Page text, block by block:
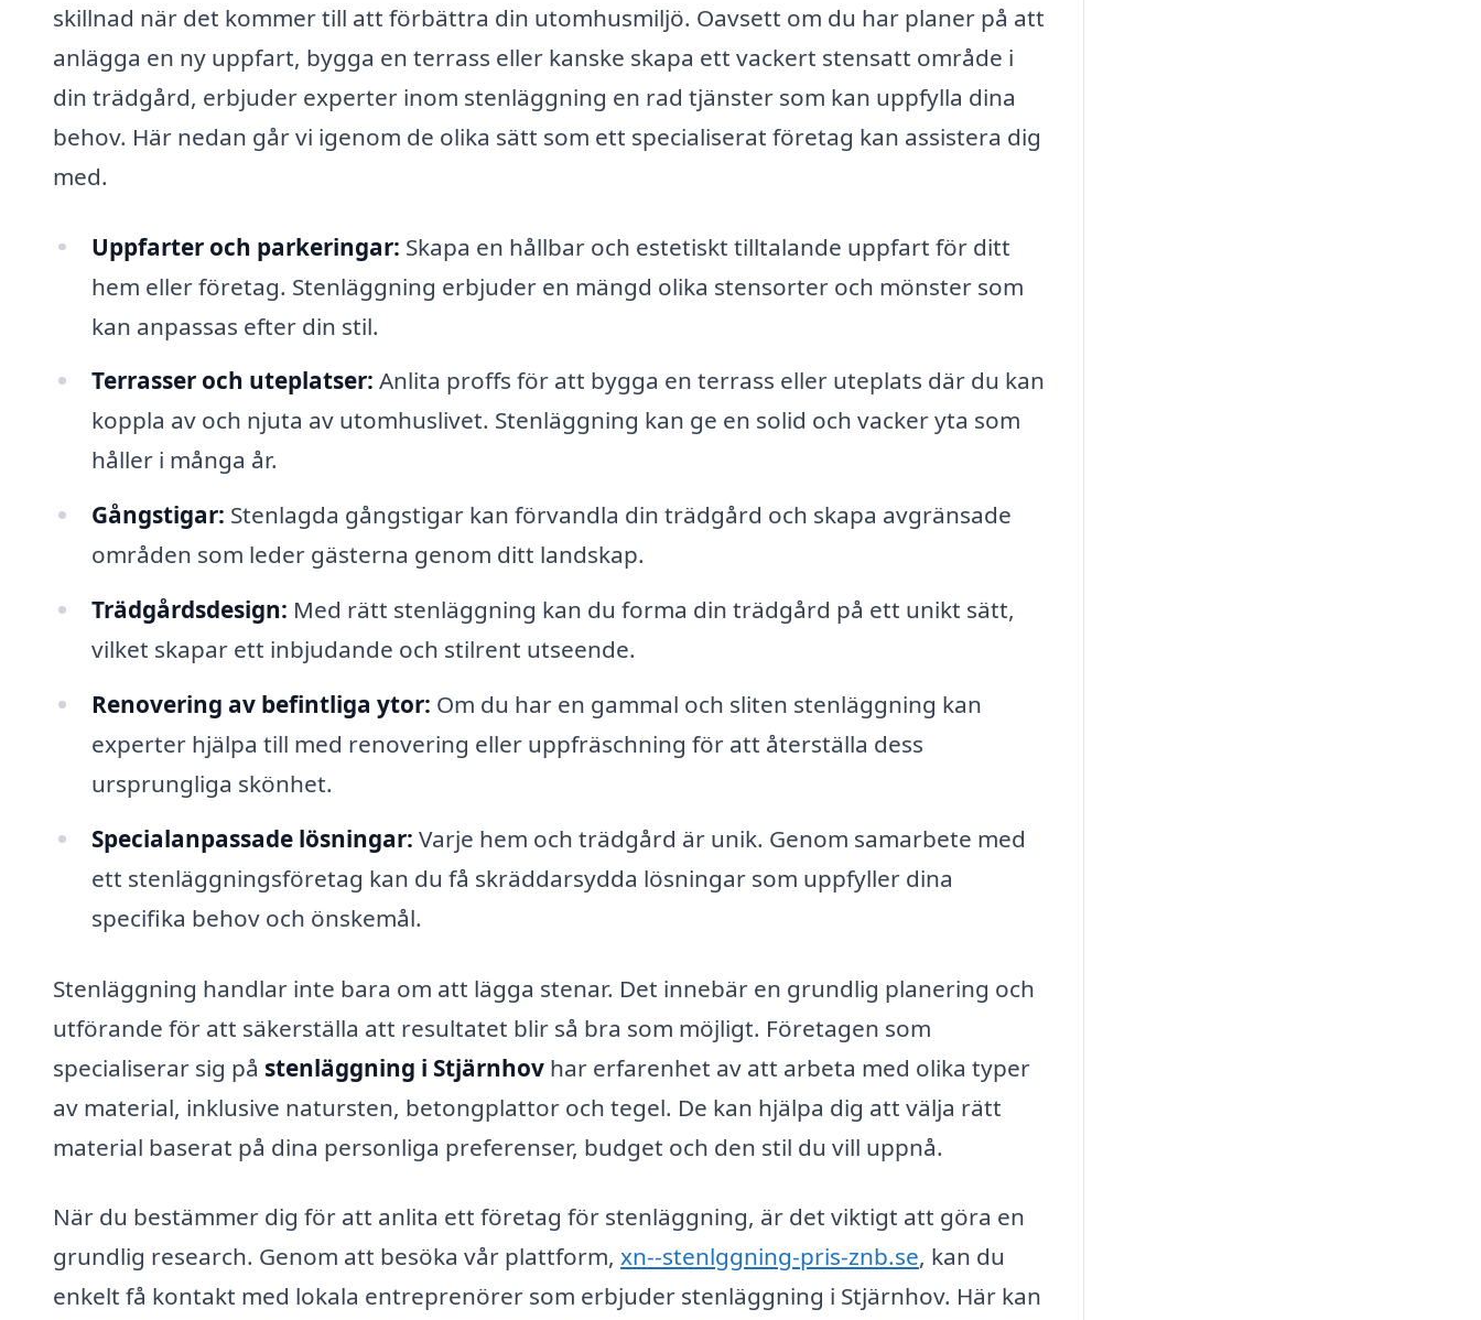
skillnad när det kommer till att förbättra din utomhusmiljö. Oavsett om du har planer på att
anlägga en ny uppfart, bygga en terrass eller kanske skapa ett vackert stensatt område i
din trädgård, erbjuder experter inom stenläggning en rad tjänster som kan uppfylla dina
behov. Här nedan går vi igenom de olika sätt som ett specialiserat företag kan assistera dig
med.
Uppfarter och parkeringar: Skapa en hållbar och estetiskt tilltalande uppfart för ditt
hem eller företag. Stenläggning erbjuder en mängd olika stensorter och mönster som
kan anpassas efter din stil.
Terrasser och uteplatser: Anlita proffs för att bygga en terrass eller uteplats där du kan
koppla av och njuta av utomhuslivet. Stenläggning kan ge en solid och vacker yta som
håller i många år.
Gångstigar: Stenlagda gångstigar kan förvandla din trädgård och skapa avgränsade
områden som leder gästerna genom ditt landskap.
Trädgårdsdesign: Med rätt stenläggning kan du forma din trädgård på ett unikt sätt,
vilket skapar ett inbjudande och stilrent utseende.
Renovering av befintliga ytor: Om du har en gammal och sliten stenläggning kan
experter hjälpa till med renovering eller uppfräschning för att återställa dess
ursprungliga skönhet.
Specialanpassade lösningar: Varje hem och trädgård är unik. Genom samarbete med
ett stenläggningsföretag kan du få skräddarsydda lösningar som uppfyller dina
specifika behov och önskemål.
Stenläggning handlar inte bara om att lägga stenar. Det innebär en grundlig planering och
utförande för att säkerställa att resultatet blir så bra som möjligt. Företagen som
specialiserar sig på stenläggning i Stjärnhov har erfarenhet av att arbeta med olika typer
av material, inklusive natursten, betongplattor och tegel. De kan hjälpa dig att välja rätt
material baserat på dina personliga preferenser, budget och den stil du vill uppnå.
När du bestämmer dig för att anlita ett företag för stenläggning, är det viktigt att göra en
grundlig research. Genom att besöka vår plattform, xn--stenlggning-pris-znb.se, kan du
enkelt få kontakt med lokala entreprenörer som erbjuder stenläggning i Stjärnhov. Här kan